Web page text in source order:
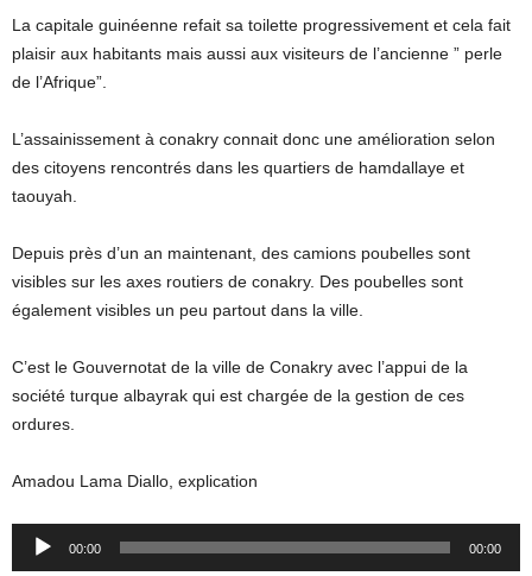
La capitale guinéenne refait sa toilette progressivement et cela fait
plaisir aux habitants mais aussi aux visiteurs de l’ancienne ” perle
de l’Afrique”.
L’assainissement à conakry connait donc une amélioration selon
des citoyens rencontrés dans les quartiers de hamdallaye et
taouyah.
Depuis près d’un an maintenant, des camions poubelles sont
visibles sur les axes routiers de conakry. Des poubelles sont
également visibles un peu partout dans la ville.
C’est le Gouvernotat de la ville de Conakry avec l’appui de la
société turque albayrak qui est chargée de la gestion de ces
ordures.
Amadou Lama Diallo, explication
Audio
00:00 00:00